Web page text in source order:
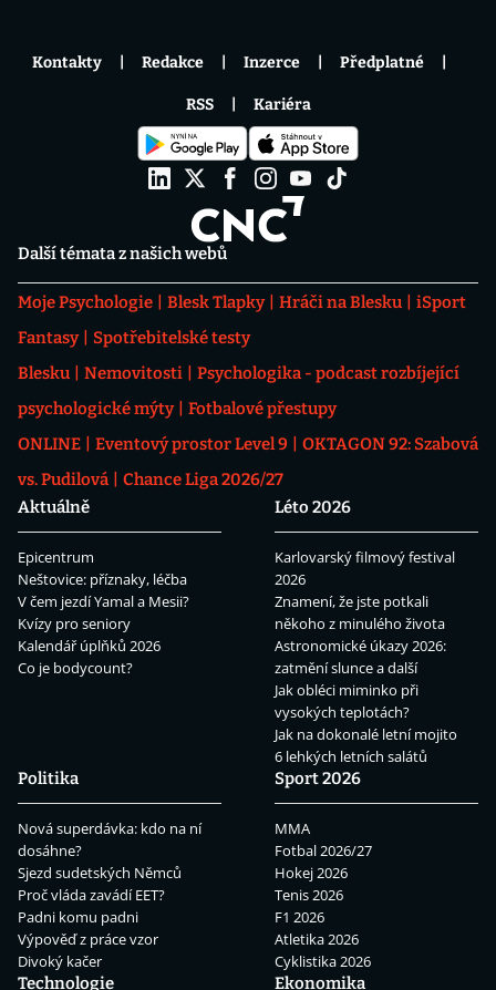
Další témata z našich webů
Moje Psychologie Blesk Tlapky Hráči na Blesku
iSport
Fantasy
Spotřebitelské testy
Blesku
Nemovitosti
Psychologika - podcast rozbíjející
psychologické mýty
Fotbalové přestupy
ONLINE
Eventový prostor Level 9
OKTAGON 92: Szabová
vs. Pudilová
Chance Liga 2026/27
Aktuálně
Epicentrum
Neštovice: příznaky, léčba
V čem jezdí Yamal a Mesii?
Kvízy pro seniory
Kalendář úplňků 2026
Co je bodycount?
Léto 2026
Karlovarský filmový festival
2026
Znamení, že jste potkali
někoho z minulého života
Astronomické úkazy 2026:
zatmění slunce a další
Jak obléci miminko při
vysokých teplotách?
Jak na dokonalé letní mojito
6 lehkých letních salátů
Politika
Nová superdávka: kdo na ní
dosáhne?
Sjezd sudetských Němců
Proč vláda zavádí EET?
Padni komu padni
Výpověď z práce vzor
Divoký kačer
Sport 2026
MMA
Fotbal 2026/27
Hokej 2026
Tenis 2026
F1 2026
Atletika 2026
Cyklistika 2026
Technologie
Ekonomika
Kontakty Redakce Inzerce Předplatné
RSS Kariéra